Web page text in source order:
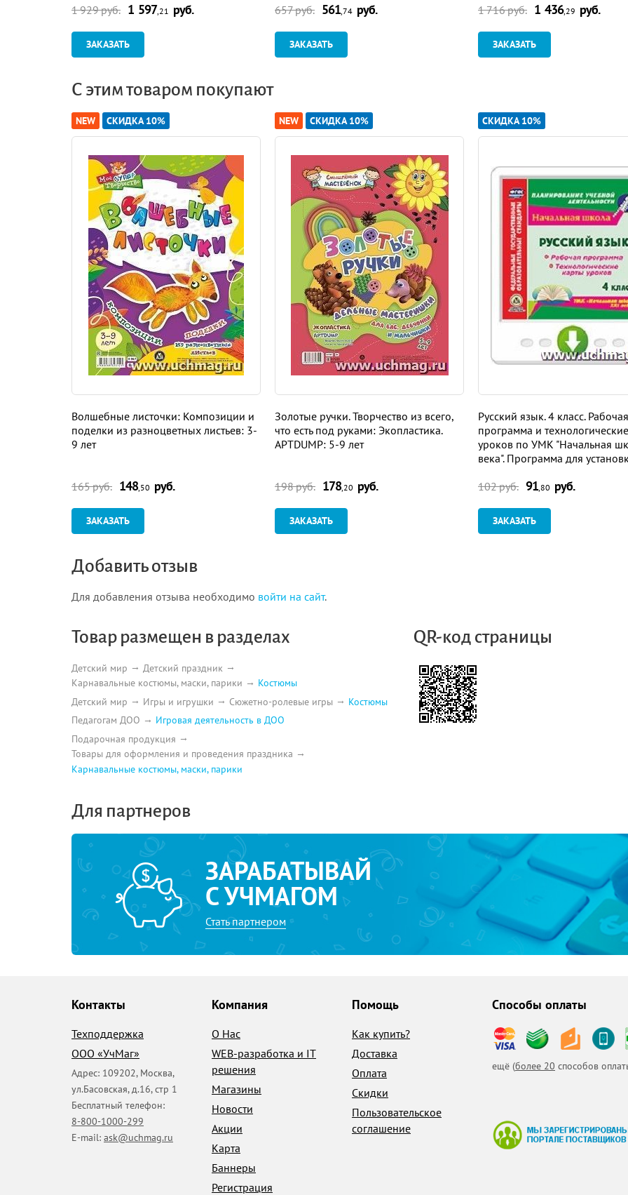
1 929 руб. 1 597 ,21 руб.
ЗАКАЗАТЬ
657 руб. 561 ,74 руб.
ЗАКАЗАТЬ
1 716 руб. 1 436,29 руб.
ЗАКАЗАТЬ
С этим товаром покупают
NEW СКИДКА 10%
Волшебные листочки: Композиции и
поделки из разноцветных листьев: 3-
9 лет
165 руб. 148,50 руб.
ЗАКАЗАТЬ
NEW СКИДКА 10%
Золотые ручки. Творчество из всего,
что есть под руками: Экопластика.
APTDUMP: 5-9 лет
198 руб. 178,20 руб.
ЗАКАЗАТЬ
СКИДКА 10%
Русский язык. 4 класс. Рабочая
программа и
уроков по УМК "Начальная
века". Программа для
102 руб. 91 ,80 руб.
ЗАКАЗАТЬ
Добавить отзыв
Для добавления отзыва необходимо войти на сайт.
Товар размещен в разделах
Детский мир
Детский праздник
Карнавальные костюмы, маски, парики
Костюмы
Детский мир
Игры и игрушки Сюжетно-ролевые игры
Костюмы
Педагогам ДОО
Игровая деятельность в ДОО
Подарочная продукция
Товары для оформления и проведения праздника
Карнавальные костюмы, маски, парики
QR-код страницы
Для партнеров
ЗАРАБАТЫВАЙ
С УЧМАГОМ
Стать партнером
Контакты
Техподдержка
ООО «УчМаг»
Адрес: 109202, Москва,
ул.Басовская, д.16, стр 1
Бесплатный телефон:
8-800-1000-299
E-mail: ask@uchmag.ru
Компания
О Нас
WEB-разработка и IT
решения
Магазины
Новости
Акции
Карта
Баннеры
Регистрация
Помощь
Как купить?
Доставка
Оплата
Скидки
Пользовательское
соглашение
Способы оплаты
ещё (более 20 способов